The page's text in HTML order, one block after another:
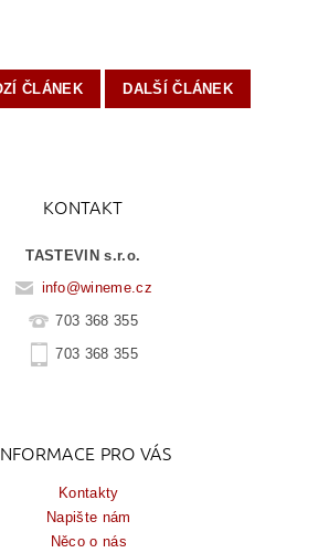
ČLÁNEK DALŠÍ ČLÁNEK
KONTAKT
TASTEVIN s.r.o.
info@wineme.cz
703 368 355
703 368 355
PRO VÁS
Kontakty
Napište nám
Něco o nás